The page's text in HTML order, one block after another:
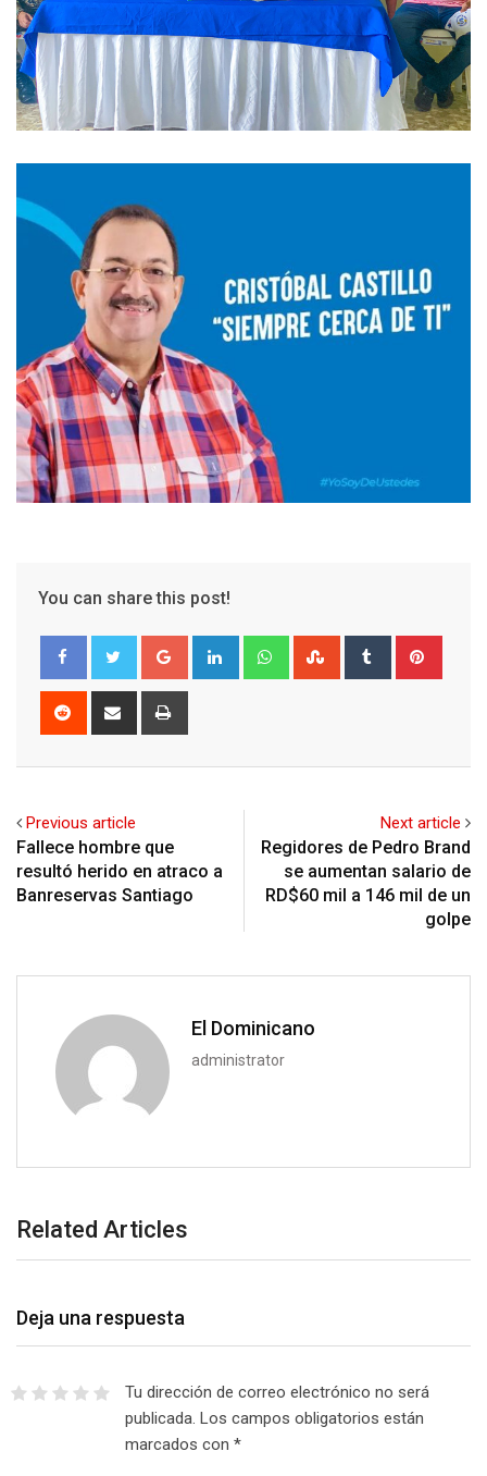
You can share this post!
Google+ LinkedIn WhatsappStumbleUpon
Tumblr
Reddit
Share
Previous article
Fallece hombre que
resultó herido en atraco a
Banreservas Santiago
Next article
Regidores de Pedro Brand
se aumentan salario de
RD$60 mil a 146 mil de un
golpe
El Dominicano
administrator
Related Articles
Deja una respuesta
Tu dirección de correo electrónico no será
publicada. Los campos obligatorios están
marcados con *